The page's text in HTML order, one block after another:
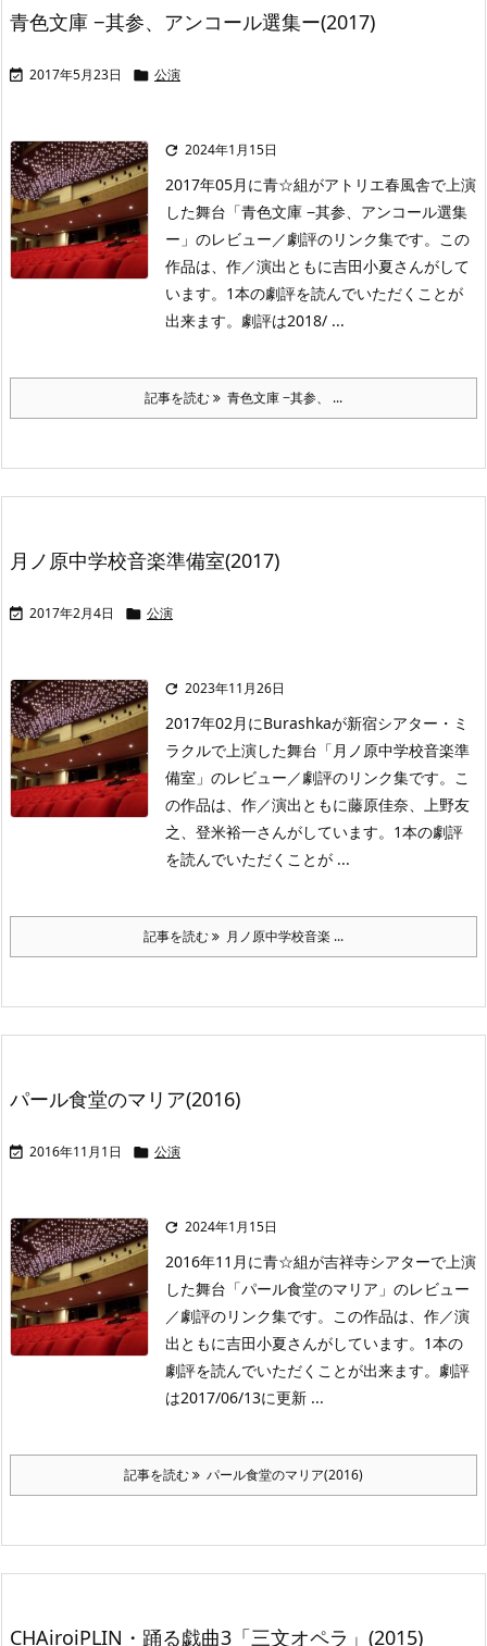
青色文庫 −其参、アンコール選集ー(2017)
 2017年5月23日  公演
 2024年1月15日
2017年05月に青☆組がアトリエ春風舎で上演
した舞台「青色文庫 −其参、アンコール選集
ー」のレビュー／劇評のリンク集です。この
作品は、作／演出ともに吉田小夏さんがして
います。1本の劇評を読んでいただくことが
出来ます。劇評は2018/ ...
記事を読む 青色文庫 −其参、 ...
月ノ原中学校音楽準備室(2017)
 2017年2月4日  公演
 2023年11月26日
2017年02月にBurashkaが新宿シアター・ミ
ラクルで上演した舞台「月ノ原中学校音楽準
備室」のレビュー／劇評のリンク集です。こ
の作品は、作／演出ともに藤原佳奈、上野友
之、登米裕一さんがしています。1本の劇評
を読んでいただくことが ...
記事を読む 月ノ原中学校音楽 ...
パール食堂のマリア(2016)
 2016年11月1日  公演
 2024年1月15日
2016年11月に青☆組が吉祥寺シアターで上演
した舞台「パール食堂のマリア」のレビュー
／劇評のリンク集です。この作品は、作／演
出ともに吉田小夏さんがしています。1本の
劇評を読んでいただくことが出来ます。劇評
は2017/06/13に更新 ...
記事を読む パール食堂のマリア(2016)
CHAiroiPLIN・踊る戯曲3「三文オペラ」(2015)